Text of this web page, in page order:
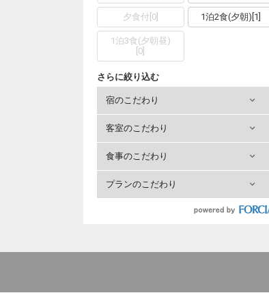
夕食付 0] 1泊2食(夕朝) 1
1泊3食(夕朝昼)
0
さらに絞り込む
宿のこだわり
客室のこだわり
食事のこだわり
プランのこだわり